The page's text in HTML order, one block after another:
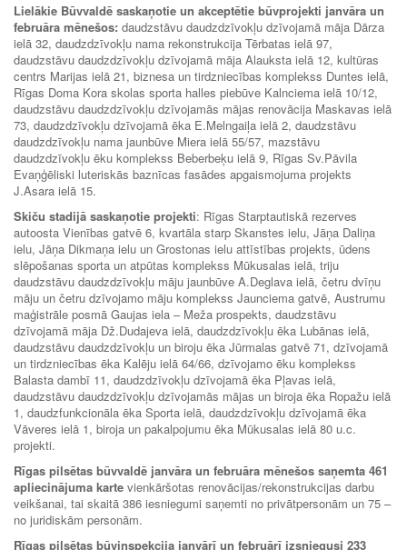
Lielākie Būvvaldē saskaņotie un akceptētie būvprojekti janvāra un
februāra mēnešos: daudzstāvu daudzdzīvokļu dzīvojamā māja Dārza
ielā 32, daudzdzīvokļu nama rekonstrukcija Tērbatas ielā 97,
daudzstāvu daudzdzīvokļu dzīvojamā māja Alauksta ielā 12, kultūras
centrs Marijas ielā 21, biznesa un tirdzniecības komplekss Duntes ielā,
Rīgas Doma Kora skolas sporta halles piebūve Kalnciema ielā 10/12,
daudzstāvu daudzdzīvokļu dzīvojamās mājas renovācija Maskavas ielā
73, daudzdzīvokļu dzīvojamā ēka E.Melngaiļa ielā 2, daudzstāvu
daudzdzīvokļu nama jaunbūve Miera ielā 55/57, mazstāvu
daudzdzīvokļu ēku komplekss Beberbeķu ielā 9, Rīgas Sv.Pāvila
Evaņģēliski luteriskās baznīcas fasādes apgaismojuma projekts
J.Asara ielā 15.
Skiču stadijā saskaņotie projekti: Rīgas Starptautiskā rezerves
autoosta Vienības gatvē 6, kvartāla starp Skanstes ielu, Jāņa Daliņa
ielu, Jāņa Dikmaņa ielu un Grostonas ielu attīstības projekts, ūdens
slēpošanas sporta un atpūtas komplekss Mūkusalas ielā, triju
daudzstāvu daudzdzīvokļu māju jaunbūve A.Deglava ielā, četru dvīņu
māju un četru dzīvojamo māju komplekss Jaunciema gatvē, Austrumu
maģistrāle posmā Gaujas iela – Meža prospekts, daudzstāvu
dzīvojamā māja Dž.Dudajeva ielā, daudzdzīvokļu ēka Lubānas ielā,
daudzstāvu daudzdzīvokļu un biroju ēka Jūrmalas gatvē 71, dzīvojamā
un tirdzniecības ēka Kalēju ielā 64/66, dzīvojamo ēku komplekss
Balasta dambī 11, daudzdzīvokļu dzīvojamā ēka Pļavas ielā,
daudzstāvu daudzdzīvokļu dzīvojamās mājas un biroja ēka Ropažu ielā
1, daudzfunkcionāla ēka Sporta ielā, daudzdzīvokļu dzīvojamā ēka
Vāveres ielā 1, biroja un pakalpojumu ēka Mūkusalas ielā 80 u.c.
projekti.
Rīgas pilsētas būvvaldē janvāra un februāra mēnešos saņemta 461
apliecinājuma karte vienkāršotas renovācijas/rekonstrukcijas darbu
veikšanai, tai skaitā 386 iesniegumi saņemti no privātpersonām un 75 –
no juridiskām personām.
Rīgas pilsētas būvinspekcija janvārī un februārī izsniegusi 233